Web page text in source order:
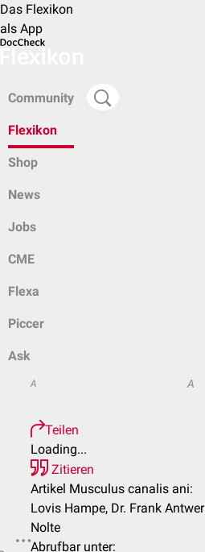
Das Flexikon
als App
Community
Flexikon
Shop
News
Jobs
CME
Flexa
Piccer
Ask
A A
Teilen
Loading...
Zitieren
Artikel Musculus canalis ani:
Lovis Hampe, Dr. Frank
Nolte
Abrufbar unter: